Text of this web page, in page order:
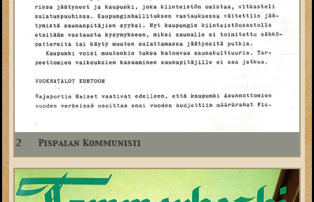
2 Pispalan Kommunisti